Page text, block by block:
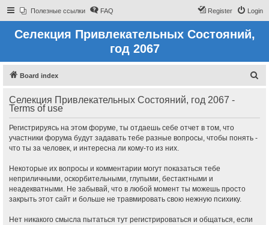
Полезные ссылки FAQ Login
Register
Селекция Привлекательных Состояний,
год 2067
Board index
r
Селекция Привлекательных Состояний, год 2067 -
Terms of use
Регистрируясь на этом форуме, ты отдаешь себе отчет в том, что
участники форума будут задавать тебе разные вопросы, чтобы понять -
что ты за человек, и интересна ли кому-то из них.
Некоторые их вопросы и комментарии могут показаться тебе
неприличными, оскорбительными, глупыми, бестактными и
неадекватными. Не забывай, что в любой момент ты можешь просто
закрыть этот сайт и больше не травмировать свою нежную психику.
Нет никакого смысла пытаться тут регистрироваться и общаться, если